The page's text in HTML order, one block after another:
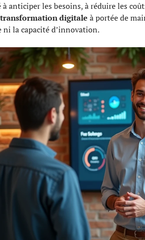
à anticiper les besoins, à réduire les
transformation digitale à portée de
ni la capacité d’innovation.